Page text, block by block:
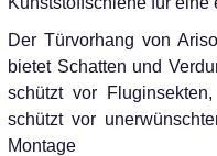
Der Türvorhang von
bietet Schatten und
schützt vor
schützt vor
Montage